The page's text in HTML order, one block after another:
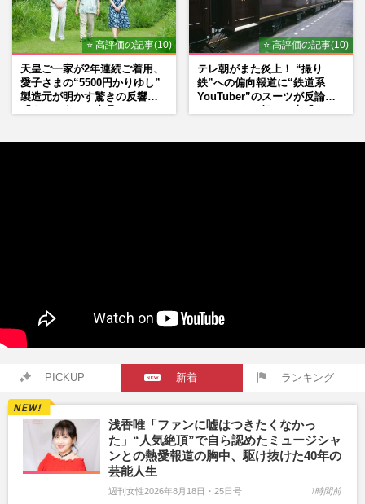
⭐ 高評価の記事(10)
天皇ご一家が2年連続ご着用、
愛子さまの“5500円かりゆし”
製造元が明かす驚きの反響
⭐ 高評価の記事(10)
テレ朝がまた炎上！ “撮り
鉄”への偏向報道に“鉄道系
YouTuber”のスーツが反論
PICKUP 新着 ランキング
浅香唯「ファンに嘘はつきたくなかっ
た」“人気絶頂”で自ら認めたミュージシャ
ンとの熱愛報道の胸中、駆け抜けた40年の
芸能人生
週刊女性2026年8月18日・25日号 1時間前